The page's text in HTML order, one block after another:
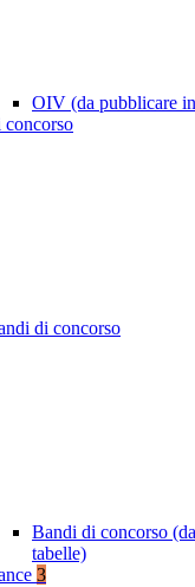
OIV (da pubblicare
di concorso
Bandi di concorso
tabelle)
3